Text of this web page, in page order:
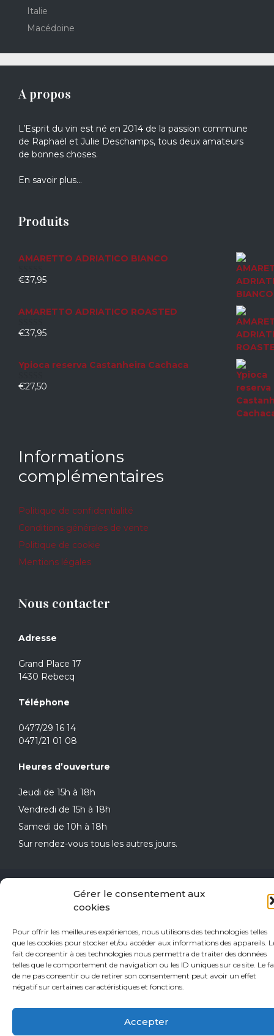
Gérer le consentement aux
cookies
Pour offrir les meilleures expériences, nous utilisons des technologies telles
que les cookies pour stocker et/ou accéder aux informations des appareils.
fait de consentir à ces technologies nous permettra de traiter des données
telles que le comportement de navigation ou les ID uniques sur ce site. Le
de ne pas consentir ou de retirer son consentement peut avoir un effet
négatif sur certaines caractéristiques et fonctions.
Accepter
Italie
Macédoine
A propos
L’Esprit du vin est né en 2014 de la passion commune
de Raphaël et Julie Deschamps, tous deux amateurs
de bonnes choses.
En savoir plus…
Produits
AMARETTO ADRIATICO BIANCO
0
€37,95
AMARETTO ADRIATICO ROASTED
0
€37,95
Ypioca reserva Castanheira Cachaca
0
€27,50
Informations
complémentaires
Politique de confidentialité
Conditions générales de vente
Politique de cookie
Mentions légales
Nous contacter
Adresse
Grand Place 17
1430 Rebecq
Téléphone
0477/29 16 14
0471/21 01 08
Heures d’ouverture
Jeudi de 15h à 18h
Vendredi de 15h à 18h
Samedi de 10h à 18h
Sur rendez-vous tous les autres jours.
© 2026 L'Esprit du Vin | Réalisé par